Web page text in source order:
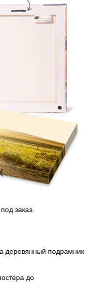
заказ.
деревянный подрамник
до